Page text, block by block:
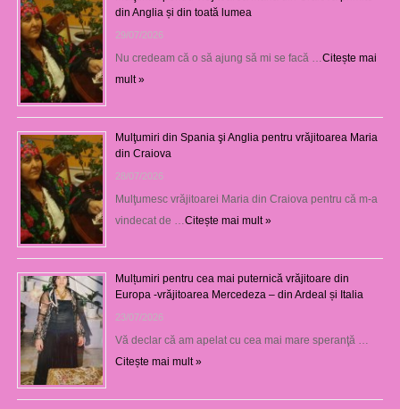
din Anglia și din toată lumea
29/07/2026
Nu credeam că o să ajung să mi se facă … Citește mai
mult »
Mulţumiri din Spania şi Anglia pentru vrăjitoarea Maria
din Craiova
28/07/2026
Mulţumesc vrăjitoarei Maria din Craiova pentru că m-a
vindecat de … Citește mai mult »
Mulțumiri pentru cea mai puternică vrăjitoare din
Europa -vrăjitoarea Mercedeza – din Ardeal și Italia
23/07/2026
Vă declar că am apelat cu cea mai mare speranţă …
Citește mai mult »